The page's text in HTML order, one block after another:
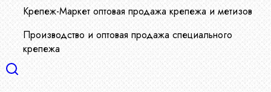
Крепеж-Маркет оптовая продажа крепежа и метизов
Производство и оптовая продажа специального
крепежа